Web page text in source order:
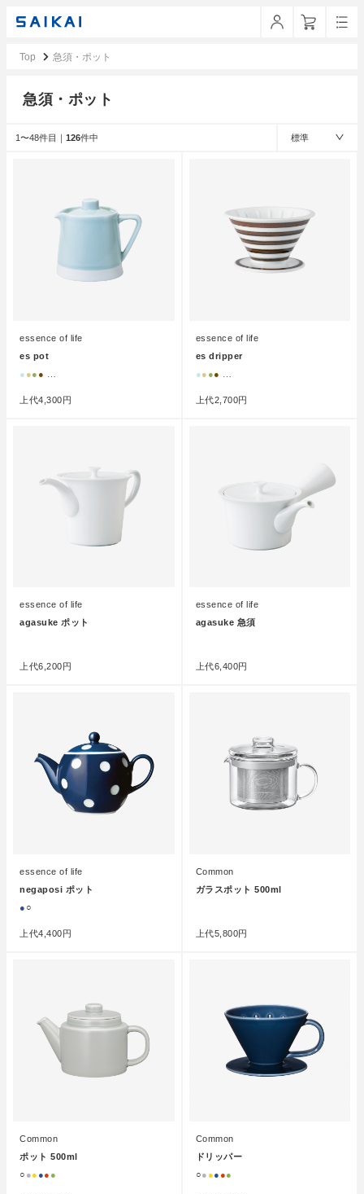
Top 急須・ポット
急須・ポット
1〜48件目｜ 126件中 標準
essence of life
es pot
● ●● ●
上代4,300円
essence of life
es dripper
●● ●●
上代2,700円
essence of life
agasuke ポット
上代6,200円
essence of life
agasuke 急須
上代6,400円
essence of life
negaposi ポット
● ○
上代4,400円
Common
ガラスポット 500ml
上代5,800円
Common
ポット 500ml
○ ●● ●● ●
Common
ドリッパー
○● ●● ●●